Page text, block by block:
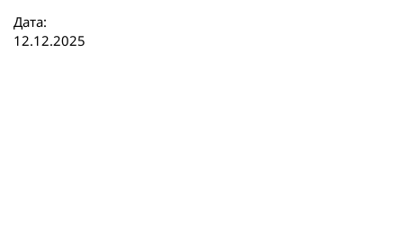
Дата:
12.12.2025